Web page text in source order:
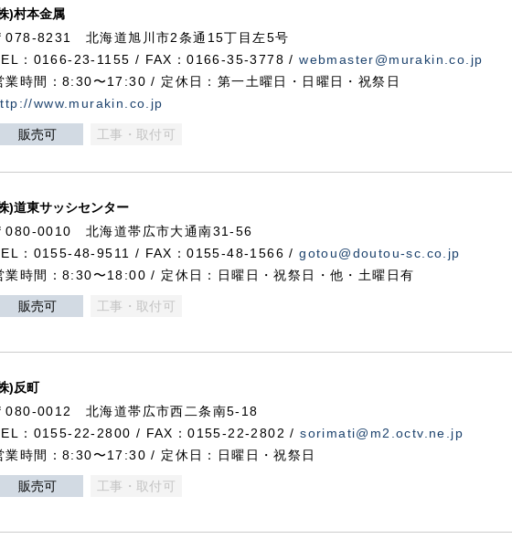
)村本金属
078-8231 北海道旭川市2条通15丁目左5号
：0166-23-1155 / FAX：0166-35-3778 /webmaster@murakin.co.jp
業時間：8:30〜17:30 / 定休日：第一土曜日・日曜日・祝祭日
www.murakin.co.jp
販売可 工事・取付可
)道東サッシセンター
080-0010 北海道帯広市大通南31-56
：0155-48-9511 / FAX：0155-48-1566 /gotou@doutou-sc.co.jp
業時間：8:30〜18:00 / 定休日：日曜日・祝祭日・他・土曜日有
販売可 工事・取付可
)反町
080-0012 北海道帯広市西二条南5-18
：0155-22-2800 / FAX：0155-22-2802 /sorimati@m2.octv.ne.jp
業時間：8:30〜17:30 / 定休日：日曜日・祝祭日
販売可 工事・取付可